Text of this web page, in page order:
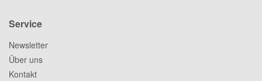
Service
Newsletter
Über uns
Kontakt